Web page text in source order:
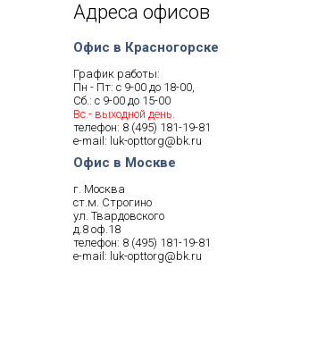
Адреса офисов
Офис в Красногорске
График работы:
Пн - Пт: с 9-00 до 18-00,
Сб.: с 9-00 до 15-00
Вс.- выходной день.
телефон: 8 (495) 181-19-81
e-mail: luk-opttorg@bk.ru
Офис в Москве
г. Москва
ст.м. Строгино
ул. Твардовского
д.8 оф.18
телефон: 8 (495) 181-19-81
e-mail: luk-opttorg@bk.ru